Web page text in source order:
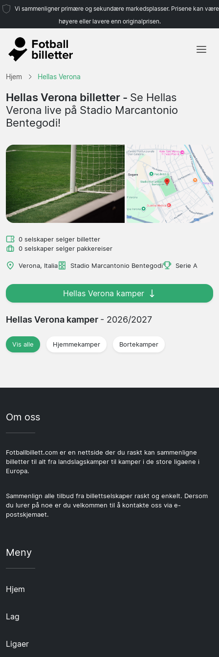
Vi sammenligner primære og sekundære markedsplasser. Prisene kan være
høyere eller lavere enn originalprisen.
Ligaer
Hjem Hellas Verona
Hellas Verona billetter - Se Hellas
Verona live på Stadio Marcantonio
Bentegodi!
0 selskaper selger billetter
0 selskaper selger pakkereiser
Verona, Italia Stadio Marcantonio Bentegodi Serie A
Hellas Verona kamper
Hellas Verona kamper - 2026/2027
Vis alle Hjemmekamper Bortekamper
Om oss
Fotballbillett.com er en nettside der du raskt kan sammenligne
billetter til alt fra landslagskamper til kamper i de store ligaene i
Europa.
Sammenlign alle tilbud fra billettselskaper raskt og enkelt. Dersom
du lurer på noe er du velkommen til å kontakte oss via e-
postskjemaet.
Meny
Hjem
Lag
Ligaer